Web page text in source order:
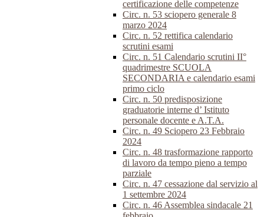
certificazione delle competenze
Circ. n. 53 sciopero generale 8
marzo 2024
Circ. n. 52 rettifica calendario
scrutini esami
Circ. n. 51 Calendario scrutini II°
quadrimestre SCUOLA
SECONDARIA e calendario esami
primo ciclo
Circ. n. 50 predisposizione
graduatorie interne d’ Istituto
personale docente e A.T.A.
Circ. n. 49 Sciopero 23 Febbraio
2024
Circ. n. 48 trasformazione rapporto
di lavoro da tempo pieno a tempo
parziale
Circ. n. 47 cessazione dal servizio al
1 settembre 2024
Circ. n. 46 Assemblea sindacale 21